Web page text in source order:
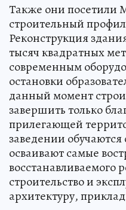
Также они посетили
строительный
Реконструкция
тысяч квадратных
современным
остановки
данный момент
завершить только
прилегающей
заведении обучаются
осваивают самые
восстанавливаемого
строительство и
архитектуру,